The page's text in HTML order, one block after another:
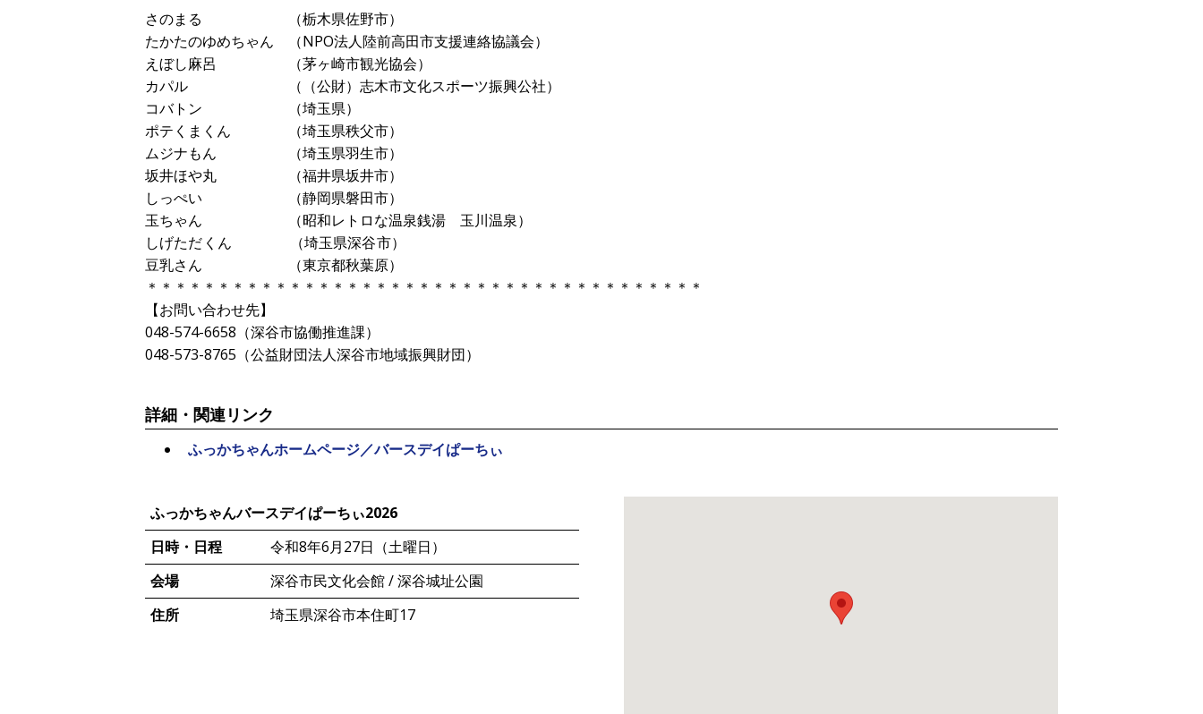
さのまる （栃木県佐野市）
たかたのゆめちゃん （NPO法人陸前高田市支援連絡協議会）
えぼし麻呂 （茅ヶ崎市観光協会）
カパル （（公財）志木市文化スポーツ振興公社）
コバトン （埼玉県）
ポテくまくん （埼玉県秩父市）
ムジナもん （埼玉県羽生市）
坂井ほや丸 （福井県坂井市）
しっぺい （静岡県磐田市）
玉ちゃん （昭和レトロな温泉銭湯 玉川温泉）
しげただくん （埼玉県深谷市）
豆乳さん （東京都秋葉原）
＊＊＊＊＊＊＊＊＊＊＊＊＊＊＊＊＊＊＊＊＊＊＊＊＊＊＊＊＊＊＊＊＊＊＊＊＊＊＊
【お問い合わせ先】
048-574-6658（深谷市協働推進課）
048-573-8765（公益財団法人深谷市地域振興財団）
詳細・関連リンク
ふっかちゃんホームページ／バースデイぱーちぃ
ふっかちゃんバースデイぱーちぃ2026
日時・日程
令和8年6月27日（土曜日）
会場
深谷市民文化会館 / 深谷城址公園
住所
埼玉県深谷市本住町17